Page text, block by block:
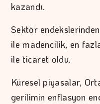
kazandı.
Sektör
ile madencilik, en
ile ticaret oldu.
Küresel piyasalar,
gerilimin enflasyon